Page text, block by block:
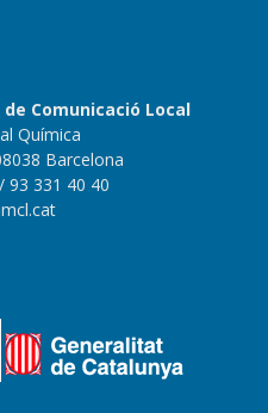
Comunicació Local
Química
Barcelona
/ 93 331 40 40